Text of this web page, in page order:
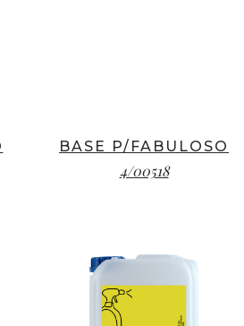
BASE P/FABULOSO
4/00518